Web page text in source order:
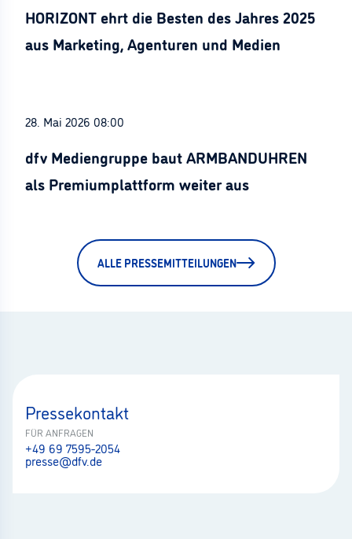
HORIZONT ehrt die Besten des Jahres 2025
aus Marketing, Agenturen und Medien
28. Mai 2026 08:00
dfv Mediengruppe baut ARMBANDUHREN
als Premiumplattform weiter aus
ALLE PRESSEMITTEILUNGEN
Pressekontakt
FÜR ANFRAGEN
+49 69 7595-2054
presse@dfv.de